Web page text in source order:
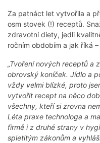
Za patnáct let vytvořila a
osm stovek (!) receptů.
zdravotní diety, jedli
ročním obdobím a jak říká –
„Tvoření nových receptů a
obrovský koníček. Jídlo a
vždy velmi blízké, proto
vytvořit recept na něco
všechny, kteří si zrovna
Léta praxe technologa a
firmě i z druhé strany v
spletitým zákonům a